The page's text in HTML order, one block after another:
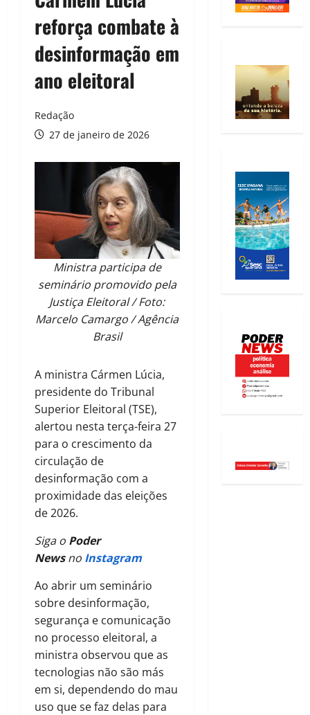
reforça combate à
desinformação em
ano eleitoral
Redação
27 de janeiro de 2026
Ministra participa de
seminário promovido pela
Justiça Eleitoral / Foto:
Marcelo Camargo / Agência
Brasil
A ministra Cármen Lúcia,
presidente do Tribunal
Superior Eleitoral (TSE),
alertou nesta terça-feira 27
para o crescimento da
circulação de
desinformação com a
proximidade das eleições
de 2026.
Siga o Poder
Newsno Instagram
Ao abrir um seminário
sobre desinformação,
segurança e comunicação
no processo eleitoral, a
ministra observou que as
tecnologias não são más
em si, dependendo do mau
uso que se faz delas para